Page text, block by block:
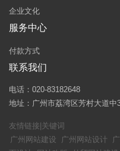
企业文化
服务中心
付款方式
联系我们
电话：020-83182648
地址：广州市荔湾区芳村大道
友情链接|关键词
广州网站建设
广州网站设计